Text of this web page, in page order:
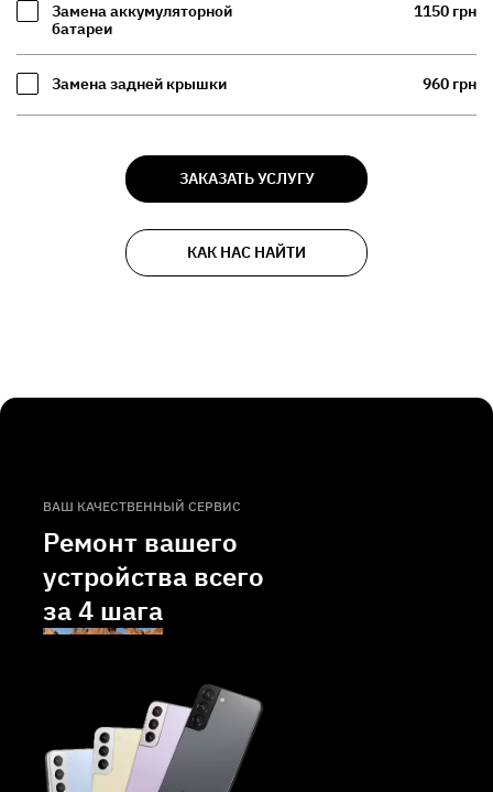
Замена аккумуляторной
батареи
1150 грн
Замена задней крышки 960 грн
ЗАКАЗАТЬ УСЛУГУ
КАК НАС НАЙТИ
ВАШ КАЧЕСТВЕННЫЙ СЕРВИС
Ремонт вашего
устройства всего
за4 шага